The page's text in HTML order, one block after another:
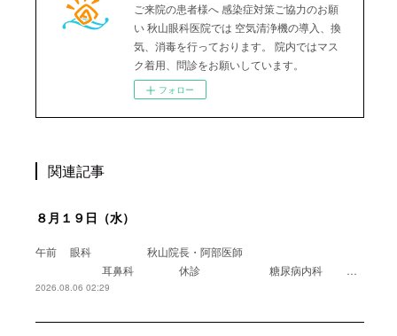
ご来院の患者様へ 感染症対策ご協力のお願
い 秋山眼科医院では 空気清浄機の導入、換
気、消毒を行っております。 院内ではマス
ク着用、問診をお願いしています。
フォロー
関連記事
８月１９日（水）
午前 眼科 秋山院長・阿部医師
耳鼻科 休診 糖尿病内科 …
2026.08.06 02:29